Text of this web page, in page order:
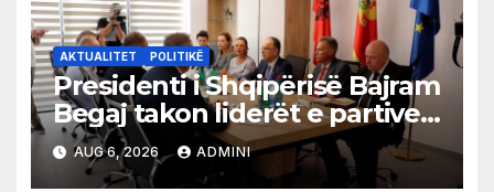
AKTUALITET POLITIKË
Presidenti i Shqipërisë Bajram
Begaj takon liderët e partive
shqiptare në Ulqin
AUG 6, 2026 ADMINI